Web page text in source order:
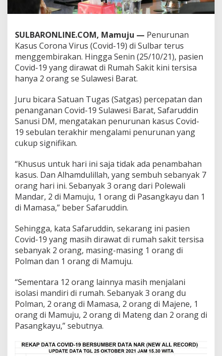
r
a
a
t
T
e
r
s
s
a
2
O
r
s
e
S
u
l
b
r
SULBARONLINE.COM, Mamuju — Penurunan
Kasus Corona Virus (Covid-19) di Sulbar terus
menggembirakan. Hingga Senin (25/10/21), pasien
Covid-19 yang dirawat di Rumah Sakit kini tersisa
hanya 2 orang se Sulawesi Barat.
Juru bicara Satuan Tugas (Satgas) percepatan dan
penanganan Covid-19 Sulawesi Barat, Safaruddin
Sanusi DM, mengatakan penurunan kasus Covid-
19 sebulan terakhir mengalami penurunan yang
cukup signifikan.
“Khusus untuk hari ini saja tidak ada penambahan
kasus. Dan Alhamdulillah, yang sembuh sebanyak 7
orang hari ini. Sebanyak 3 orang dari Polewali
Mandar, 2 di Mamuju, 1 orang di Pasangkayu dan 1
di Mamasa,” beber Safaruddin.
Sehingga, kata Safaruddin, sekarang ini pasien
Covid-19 yang masih dirawat di rumah sakit tersisa
sebanyak 2 orang, masing-masing 1 orang di
Polman dan 1 orang di Mamuju.
“Sementara 12 orang lainnya masih menjalani
isolasi mandiri di rumah. Sebanyak 3 orang du
Polman, 2 orang di Mamasa, 2 orang di Majene, 1
orang di Mamuju, 2 orang di Mateng dan 2 orang di
Pasangkayu,” sebutnya.